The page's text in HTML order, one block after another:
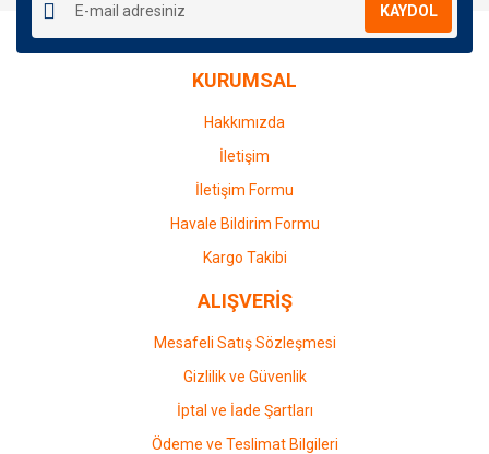
KAYDOL
KURUMSAL
Hakkımızda
İletişim
İletişim Formu
Havale Bildirim Formu
Kargo Takibi
ALIŞVERİŞ
Mesafeli Satış Sözleşmesi
Gizlilik ve Güvenlik
İptal ve İade Şartları
Ödeme ve Teslimat Bilgileri